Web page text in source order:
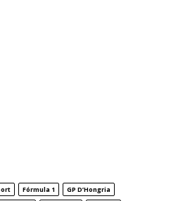
Fórmula 1
GP D’Hongria